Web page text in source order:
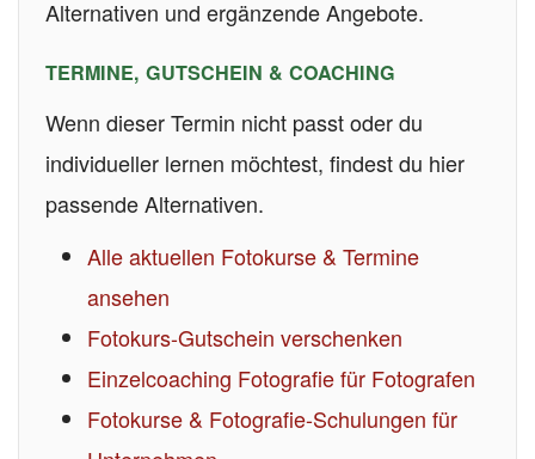
Alternativen und ergänzende Angebote.
TERMINE, GUTSCHEIN & COACHING
Wenn dieser Termin nicht passt oder du
individueller lernen möchtest, findest du hier
passende Alternativen.
Alle aktuellen Fotokurse & Termine
ansehen
Fotokurs-Gutschein verschenken
Einzelcoaching Fotografie für Fotografen
Fotokurse & Fotografie-Schulungen für